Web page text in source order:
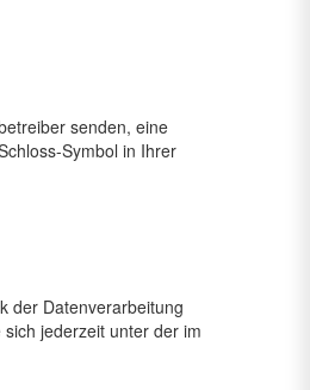
senden, eine
Symbol in Ihrer
der Datenverarbeitung
jederzeit unter der im